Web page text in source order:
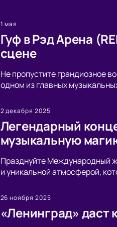
1 мая
Гуф в Рэд Арена
сцене
Не пропустите грандиозное
одном из главных
2 декабря 2025
Легендарный
музыкальную
Празднуйте Международный
и уникальной атмосферой,
26 ноября 2025
«Ленинград» даст